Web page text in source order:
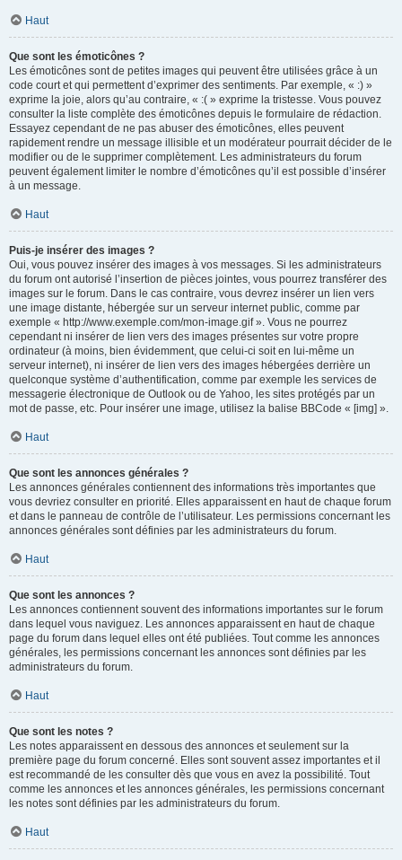
Haut
Que sont les émoticônes ?
Les émoticônes sont de petites images qui peuvent être utilisées grâce à un
code court et qui permettent d’exprimer des sentiments. Par exemple, « :) »
exprime la joie, alors qu’au contraire, « :( » exprime la tristesse. Vous pouvez
consulter la liste complète des émoticônes depuis le formulaire de rédaction.
Essayez cependant de ne pas abuser des émoticônes, elles peuvent
rapidement rendre un message illisible et un modérateur pourrait décider de le
modifier ou de le supprimer complètement. Les administrateurs du forum
peuvent également limiter le nombre d’émoticônes qu’il est possible d’insérer
à un message.
Haut
Puis-je insérer des images ?
Oui, vous pouvez insérer des images à vos messages. Si les administrateurs
du forum ont autorisé l’insertion de pièces jointes, vous pourrez transférer des
images sur le forum. Dans le cas contraire, vous devrez insérer un lien vers
une image distante, hébergée sur un serveur internet public, comme par
exemple « http://www.exemple.com/mon-image.gif ». Vous ne pourrez
cependant ni insérer de lien vers des images présentes sur votre propre
ordinateur (à moins, bien évidemment, que celui-ci soit en lui-même un
serveur internet), ni insérer de lien vers des images hébergées derrière un
quelconque système d’authentification, comme par exemple les services de
messagerie électronique de Outlook ou de Yahoo, les sites protégés par un
mot de passe, etc. Pour insérer une image, utilisez la balise BBCode « [img] ».
Haut
Que sont les annonces générales ?
Les annonces générales contiennent des informations très importantes que
vous devriez consulter en priorité. Elles apparaissent en haut de chaque forum
et dans le panneau de contrôle de l’utilisateur. Les permissions concernant les
annonces générales sont définies par les administrateurs du forum.
Haut
Que sont les annonces ?
Les annonces contiennent souvent des informations importantes sur le forum
dans lequel vous naviguez. Les annonces apparaissent en haut de chaque
page du forum dans lequel elles ont été publiées. Tout comme les annonces
générales, les permissions concernant les annonces sont définies par les
administrateurs du forum.
Haut
Que sont les notes ?
Les notes apparaissent en dessous des annonces et seulement sur la
première page du forum concerné. Elles sont souvent assez importantes et il
est recommandé de les consulter dès que vous en avez la possibilité. Tout
comme les annonces et les annonces générales, les permissions concernant
les notes sont définies par les administrateurs du forum.
Haut